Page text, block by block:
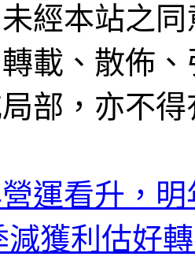
經本站之
載、散佈
部，亦不
運看升，
減獲利估好